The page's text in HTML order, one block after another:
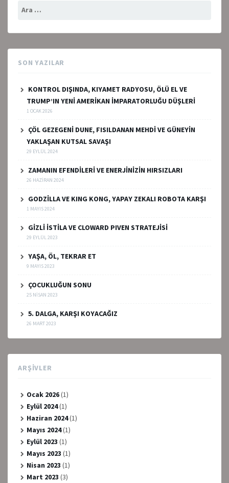
Arama:
SON YAZILAR
KONTROL DIŞINDA, KIYAMET RADYOSU, ÖLÜ EL VE
TRUMP’IN YENİ AMERİKAN İMPARATORLUĞU DÜŞLERİ
1 OCAK 2026
ÇÖL GEZEGENİ DUNE, FISILDANAN MEHDİ VE GÜNEYİN
YAKLAŞAN KUTSAL SAVAŞI
29 EYLÜL 2024
ZAMANIN EFENDİLERİ VE ENERJİNİZİN HIRSIZLARI
26 HAZIRAN 2024
GODZİLLA VE KING KONG, YAPAY ZEKALI ROBOTA KARŞI
1 MAYIS 2024
GİZLİ İSTİLA VE CLOWARD PIVEN STRATEJİSİ
29 EYLÜL 2023
YAŞA, ÖL, TEKRAR ET
9 MAYIS 2023
ÇOCUKLUĞUN SONU
25 NISAN 2023
5. DALGA, KARŞI KOYACAĞIZ
26 MART 2023
ARŞIVLER
Ocak 2026(1)
Eylül 2024(1)
Haziran 2024(1)
Mayıs 2024(1)
Eylül 2023 (1)
Mayıs 2023 (1)
Nisan 2023 (1)
Mart 2023 (3)